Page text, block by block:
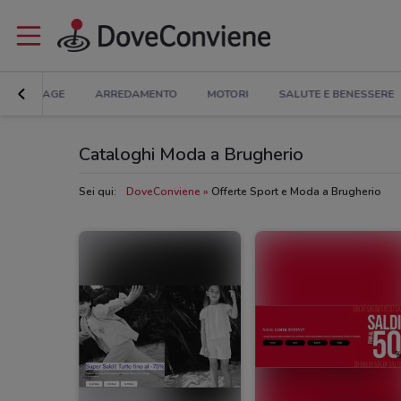
BRICOLAGE ARREDAMENTO MOTORI SALUTE E BENESSERE
Cataloghi Moda a Brugherio
Sei qui: DoveConviene Offerte Sport e Moda a Brugherio